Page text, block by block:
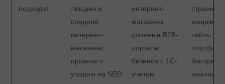
подходит
лендинги,
средние
интернет-
магазины,
проекты с
упором на SEO
интернет-
магазины,
сложные B2B-
порталы,
бизнеса с 1С-
учетом
страницы,
сайты,
быстрые
кампании